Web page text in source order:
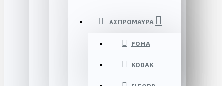
ΑΣΠΡΟΜΑΥΡΑ
FOMA
KODAK